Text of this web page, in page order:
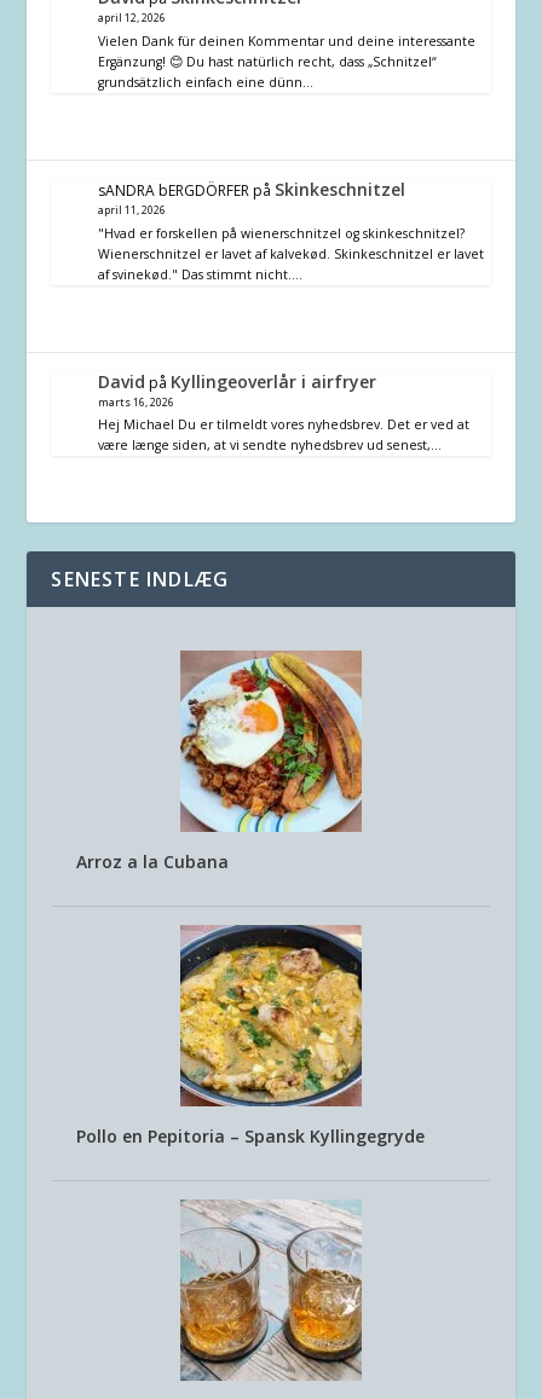
april 12, 2026
Vielen Dank für deinen Kommentar und deine interessante
Ergänzung! 😊 Du hast natürlich recht, dass „Schnitzel“
grundsätzlich einfach eine dünn…
sANDRA bERGDÖRFERpå Skinkeschnitzel
april 11, 2026
"Hvad er forskellen på wienerschnitzel og skinkeschnitzel?
Wienerschnitzel er lavet af kalvekød. Skinkeschnitzel er lavet
af svinekød." Das stimmt nicht.…
David på Kyllingeoverlår i airfryer
marts 16, 2026
Hej Michael Du er tilmeldt vores nyhedsbrev. Det er ved at
være længe siden, at vi sendte nyhedsbrev ud senest,…
SENESTE INDLÆG
Arroz a la Cubana
Pollo en Pepitoria – Spansk Kyllingegryde